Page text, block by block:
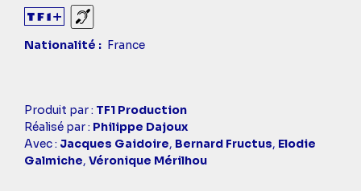
Sourds et malentendants
Nationalité
France
Casting
simba
Produit par : TF1 Production
Réalisé par : Philippe Dajoux
Avec : Jacques Gaidoire, Bernard Fructus, Elodie
Galmiche, Véronique Mérilhou